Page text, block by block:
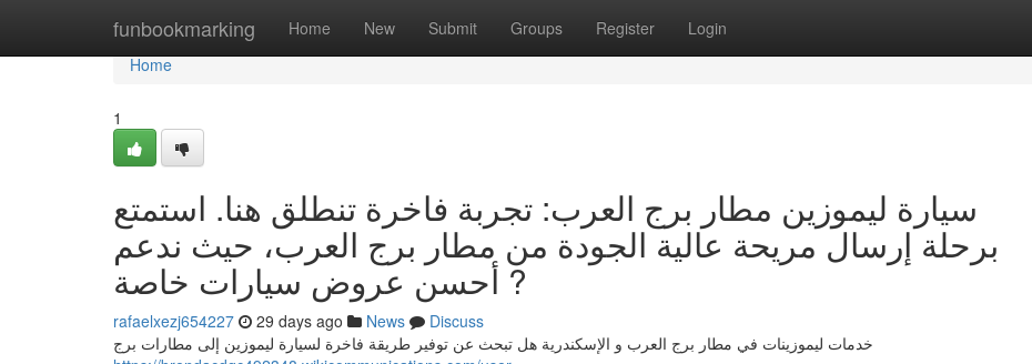
funbookmarking Home New Submit Groups Register Login
Home
Home
1
سيارة ليموزين مطار برج العرب: تجربة فاخرة تنطلق هنا. استمتع
برحلة إرسال مريحة عالية الجودة من مطار برج العرب، حيث ندعم
أحسن عروض سيارات خاصة ?
rafaelxezj654227 29 days ago News
Discuss
خدمات ليموزينات في مطار برج العرب و الإسكندرية هل تبحث عن توفير طريقة فاخرة لسيارة ليموزين إلى مطارات برج